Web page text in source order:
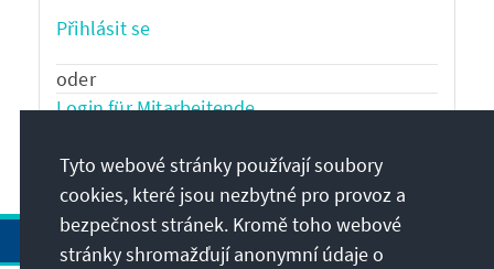
Přihlásit se
oder
Login für Mitarbeitende
verwenden
Tyto webové stránky používají soubory
cookies, které jsou nezbytné pro provoz a
bezpečnost stránek. Kromě toho webové
stránky shromažďují anonymní údaje o